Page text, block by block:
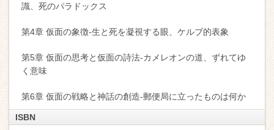
識、死のパラドックス
第4章 仮面の象徴-生と死を凝視する眼、ケルブ的表象
第5章 仮面の思考と仮面の詩法-カメレオンの道、ずれてゆ
く意味
第6章 仮面の戦略と神話の創造-郵便局に立ったものは何か
ISBN